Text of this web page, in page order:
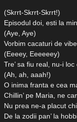
(Skrrt-Skrrt-Skrrt!)
Episodul doi, esti la
(Aye, Aye)
Vorbim cacaturi de
(Eeeey, Eeeeeey)
Tre’ sa fiu real, nu-i
(Ah, ah, aaah!)
O inima franta e cea
Chillin’ pe Maria, ne
Nu prea ne-a placut
De la zodii pan’ la